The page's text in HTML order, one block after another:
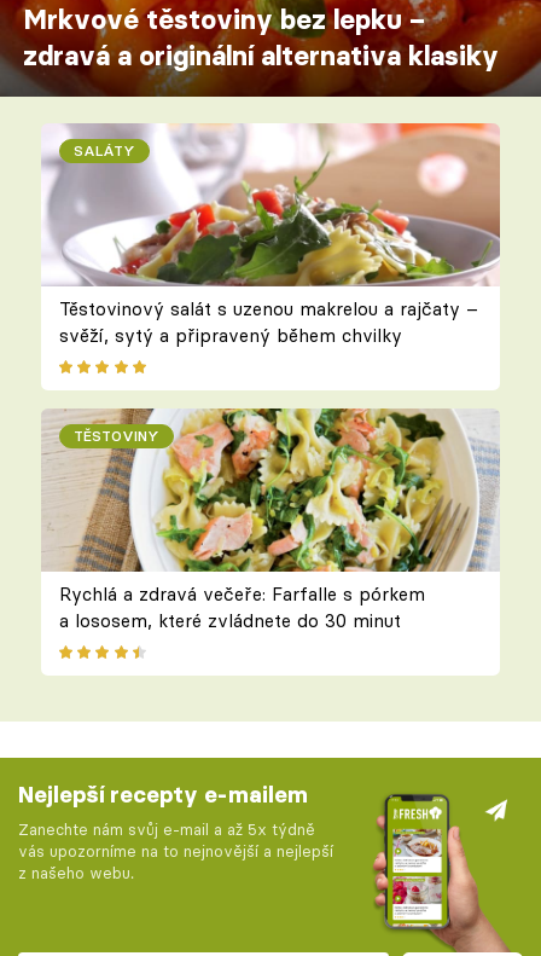
Mrkvové těstoviny bez lepku –
zdravá a originální alternativa klasiky
SALÁTY
Těstovinový salát s uzenou makrelou a rajčaty –
svěží, sytý a připravený během chvilky
TĚSTOVINY
Rychlá a zdravá večeře: Farfalle s pórkem
a lososem, které zvládnete do 30 minut
Nejlepší recepty e-mailem
Zanechte nám svůj e-mail a až 5x týdně
vás upozorníme na to nejnovější a nejlepší
z našeho webu.